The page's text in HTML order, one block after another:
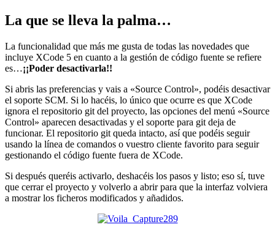
La que se lleva la palma…
La funcionalidad que más me gusta de todas las novedades que
incluye XCode 5 en cuanto a la gestión de código fuente se refiere
es…¡¡Poder desactivarla!!
Si abris las preferencias y vais a «Source Control», podéis desactivar
el soporte SCM. Si lo hacéis, lo único que ocurre es que XCode
ignora el repositorio git del proyecto, las opciones del menú «Source
Control» aparecen desactivadas y el soporte para git deja de
funcionar. El repositorio git queda intacto, así que podéis seguir
usando la línea de comandos o vuestro cliente favorito para seguir
gestionando el código fuente fuera de XCode.
Si después queréis activarlo, deshacéis los pasos y listo; eso sí, tuve
que cerrar el proyecto y volverlo a abrir para que la interfaz volviera
a mostrar los ficheros modificados y añadidos.